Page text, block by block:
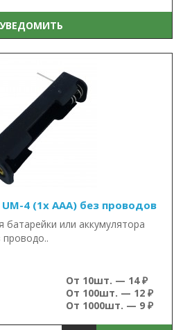
УВЕДОМИТЬ
4 (1x AAA) без проводов
батарейки или аккумулятора
От 10шт. — 14 ₽
От 100шт. — 12 ₽
От 1000шт. — 9 ₽